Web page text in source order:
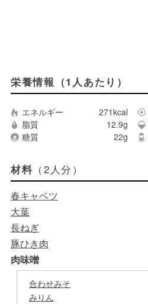
栄養情報（1人あたり）
エネルギー 271kcal
脂質
12.9g
糖質
22g
材料 （2人分）
春キャベツ
大葉
長ねぎ
豚ひき肉
肉味噌
合わせみそ
みりん